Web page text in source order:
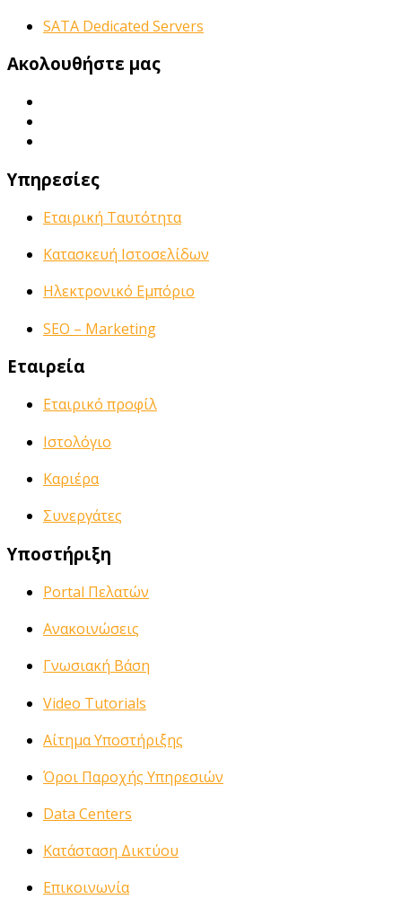
SATA Dedicated Servers
Ακολουθήστε μας
Υπηρεσίες
Εταιρική Ταυτότητα
Κατασκευή Ιστοσελίδων
Ηλεκτρονικό Εμπόριο
SEO – Marketing
Εταιρεία
Εταιρικό προφίλ
Ιστολόγιο
Καριέρα
Συνεργάτες
Υποστήριξη
Portal Πελατών
Ανακοινώσεις
Γνωσιακή Βάση
Video Tutorials
Αίτημα Υποστήριξης
Όροι Παροχής Υπηρεσιών
Data Centers
Κατάσταση Δικτύου
Επικοινωνία